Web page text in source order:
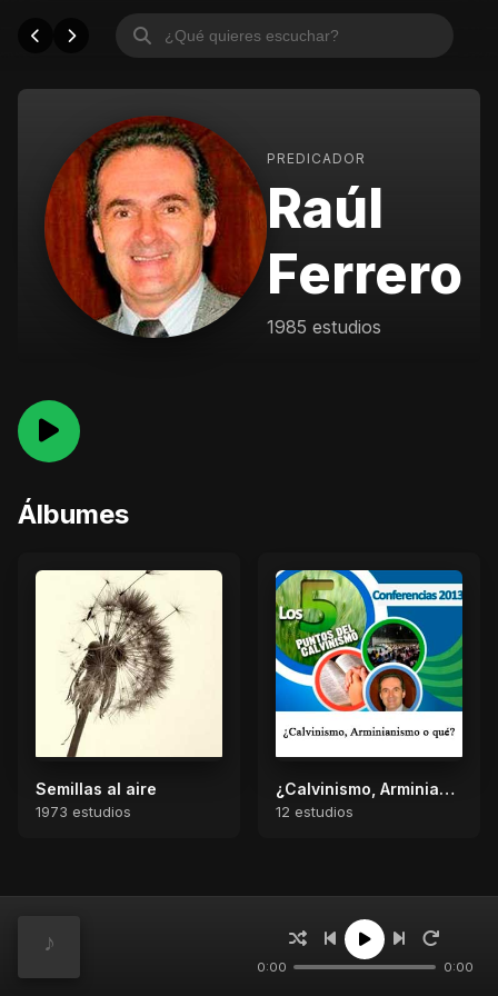
PREDICADOR
Raúl
Ferrero
1985 estudios
Álbumes
Semillas al aire
1973 estudios
¿Calvinismo, Arminianismo o qué?
12 estudios
Programación - 27 de Febrero de 2025
0:00 0:00